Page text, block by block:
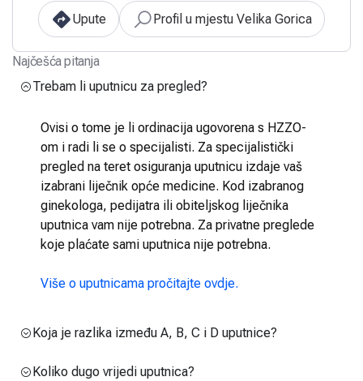
Upute
Profil u mjestu Velika Gorica
Najčešća pitanja
Trebam li uputnicu za pregled?
Ovisi o tome je li ordinacija ugovorena s HZZO-
om i radi li se o specijalisti. Za specijalistički
pregled na teret osiguranja uputnicu izdaje vaš
izabrani liječnik opće medicine. Kod izabranog
ginekologa, pedijatra ili obiteljskog liječnika
uputnica vam nije potrebna. Za privatne preglede
koje plaćate sami uputnica nije potrebna.
Više o uputnicama pročitajte ovdje.
Koja je razlika između A, B, C i D uputnice?
Koliko dugo vrijedi uputnica?